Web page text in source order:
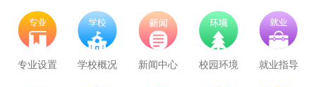
专业设置 学校概况 新闻中心 校园环境 就业指导